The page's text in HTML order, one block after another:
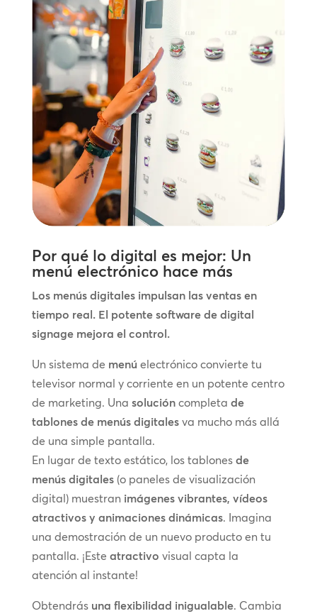
Por qué lo digital es mejor: Un
menú electrónico hace más
Los menús digitales impulsan las ventas en
tiempo real. El potente software de digital
signage mejora el control.
Un sistema de menú electrónico convierte tu
televisor normal y corriente en un potente centro
de marketing. Una solucióncompleta de
tablones de menús digitalesva mucho más allá
de una simple pantalla.
En lugar de texto estático, los tablones de
menús digitales(o paneles de visualización
digital) muestran imágenes vibrantes, vídeos
atractivos y animaciones dinámicas. Imagina
una demostración de un nuevo producto en tu
pantalla. ¡Este atractivo visual capta la
atención al instante!
Obtendrás una flexibilidad inigualable. Cambia